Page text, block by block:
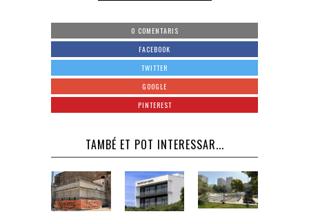
0 COMENTARIS
FACEBOOK
TWITTER
GOOGLE
PINTEREST
TAMBÉ ET POT INTERESSAR...